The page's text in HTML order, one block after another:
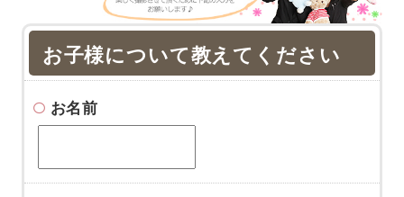
お子様について教えてください
お名前